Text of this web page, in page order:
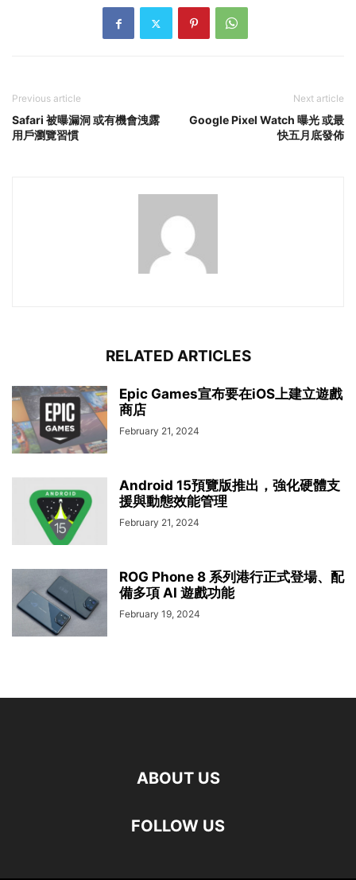
Previous article
Safari 被曝漏洞 或有機會洩露
用戶瀏覽習慣
Next article
Google Pixel Watch 曝光 或最
快五月底發佈
RELATED ARTICLES
Epic Games宣布要在iOS上建立遊戲
商店
February 21, 2024
Android 15預覽版推出，強化硬體支
援與動態效能管理
February 21, 2024
ROG Phone 8 系列港行正式登場、配
備多項 AI 遊戲功能
February 19, 2024
ABOUT US
FOLLOW US